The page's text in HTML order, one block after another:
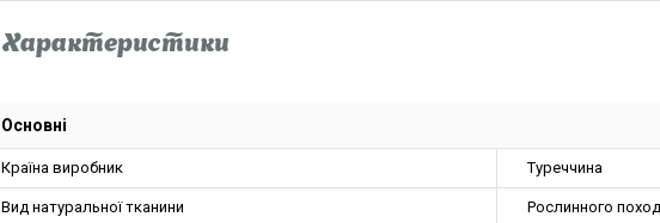
Характеристики
Основні
Країна виробник Туреччина
Вид натуральної тканини Рослинного